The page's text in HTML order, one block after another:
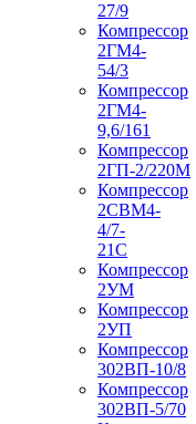
27/9
Компрессор
2ГМ4-
54/3
Компрессор
2ГМ4-
9,6/161
Компрессор
2ГП-2/220М
Компрессор
2СВМ4-
4/7-
21С
Компрессор
2УМ
Компрессор
2УП
Компрессор
302ВП-10/8
Компрессор
302ВП-5/70